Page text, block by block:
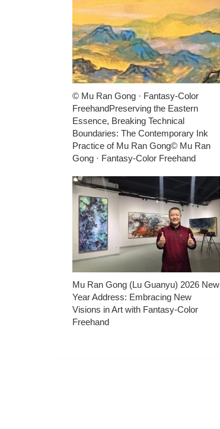
© Mu Ran Gong · Fantasy-Color
FreehandPreserving the Eastern
Essence, Breaking Technical
Boundaries: The Contemporary Ink
Practice of Mu Ran Gong© Mu Ran
Gong · Fantasy-Color Freehand
Mu Ran Gong (Lu Guanyu) 2026 New
Year Address: Embracing New
Visions in Art with Fantasy-Color
Freehand